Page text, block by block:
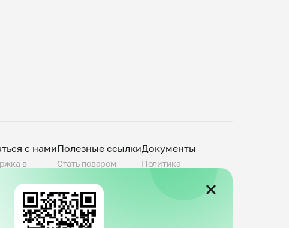
с нами
в
Полезные ссылки
Стать поваром
Города присутствия
Telegram-канал
Группа VK
Документы
Политика
Пользовательское
соглашение